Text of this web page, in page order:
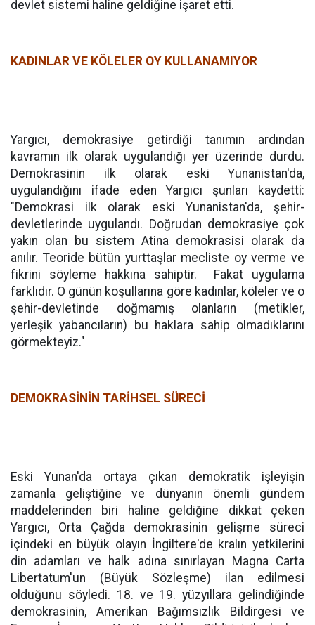
devlet sistemi haline geldiğine işaret etti.
KADINLAR VE KÖLELER OY KULLANAMIYOR
Yargıcı, demokrasiye getirdiği tanımın ardından
kavramın ilk olarak uygulandığı yer üzerinde durdu.
Demokrasinin ilk olarak eski Yunanistan'da,
uygulandığını ifade eden Yargıcı şunları kaydetti:
"Demokrasi ilk olarak eski Yunanistan'da, şehir-
devletlerinde uygulandı. Doğrudan demokrasiye çok
yakın olan bu sistem Atina demokrasisi olarak da
anılır. Teoride bütün yurttaşlar mecliste oy verme ve
fikrini söyleme hakkına sahiptir.
Fakat uygulama
farklıdır. O günün koşullarına göre kadınlar, köleler ve o
şehir-devletinde doğmamış olanların (metikler,
yerleşik yabancıların) bu haklara sahip olmadıklarını
görmekteyiz."
DEMOKRASİNİN TARİHSEL SÜRECİ
Eski Yunan'da ortaya çıkan demokratik işleyişin
zamanla geliştiğine ve dünyanın önemli gündem
maddelerinden biri haline geldiğine dikkat çeken
Yargıcı, Orta Çağda demokrasinin gelişme süreci
içindeki en büyük olayın İngiltere'de kralın yetkilerini
din adamları ve halk adına sınırlayan Magna Carta
Libertatum'un (Büyük Sözleşme) ilan edilmesi
olduğunu söyledi. 18. ve 19. yüzyıllara gelindiğinde
demokrasinin, Amerikan Bağımsızlık Bildirgesi ve